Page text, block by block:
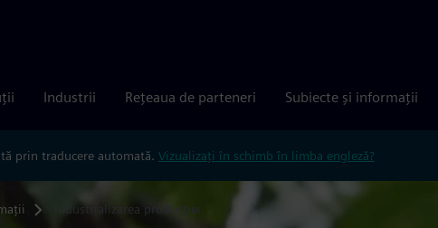
Industrii Rețeaua de parteneri Subiecte și informații
prin traducere automată. Vizualizați în schimb în limba engleză?
Industrializarea producției